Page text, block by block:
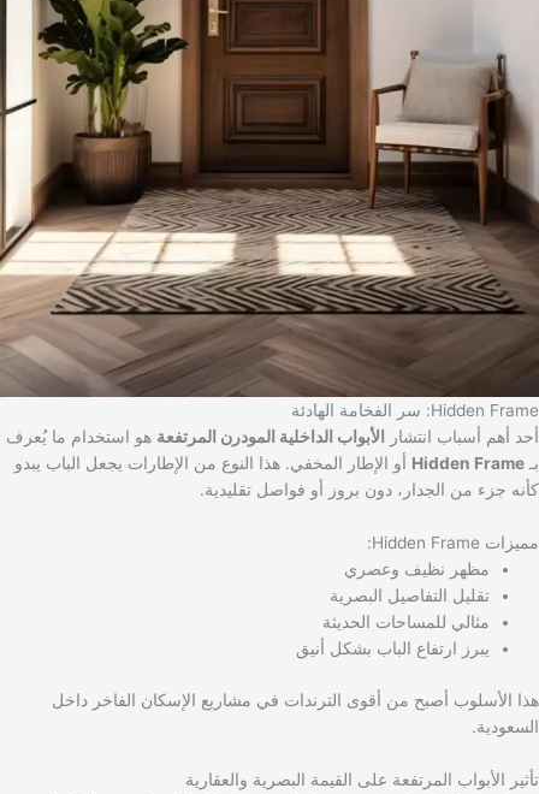
Hidden Frame: سر الفخامة الهادئة
أحد أهم أسباب انتشار
الأبواب الداخلية المودرن المرتفعة هو استخدام ما يُعرف
بـ Hidden Frame أو الإطار المخفي. هذا النوع من الإطارات يجعل الباب يبدو
كأنه جزء من الجدار، دون بروز أو فواصل تقليدية.
مميزات Hidden Frame:
مظهر نظيف وعصري
تقليل التفاصيل البصرية
مثالي للمساحات الحديثة
يبرز ارتفاع الباب بشكل أنيق
هذا الأسلوب أصبح من أقوى الترندات في مشاريع الإسكان الفاخر داخل
السعودية.
تأثير الأبواب المرتفعة على القيمة البصرية والعقارية